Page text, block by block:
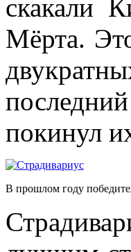
скакали
Мёрта.
покинул
В прошлом году